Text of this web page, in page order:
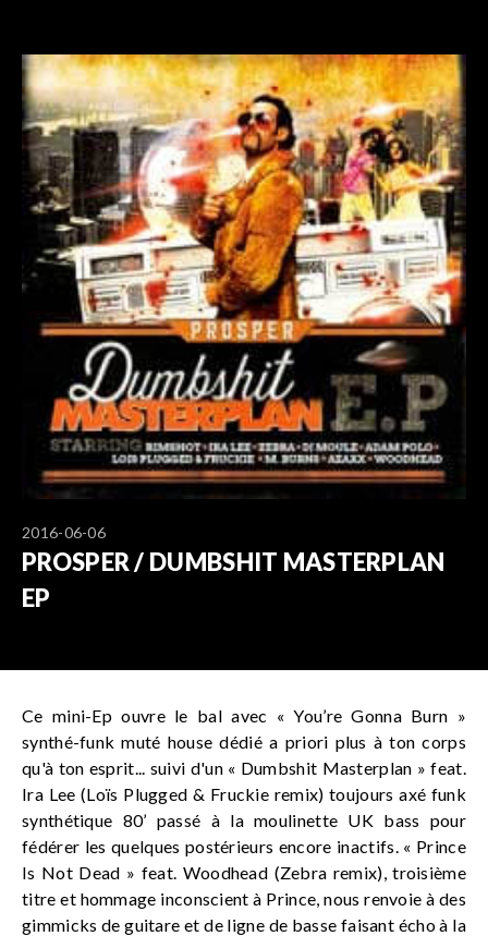
2016-06-06
PROSPER / DUMBSHIT MASTERPLAN
EP
Ce mini-Ep ouvre le bal avec « You’re Gonna Burn »
synthé-funk muté house dédié a priori plus à ton corps
qu'à ton esprit... suivi d'un « Dumbshit Masterplan » feat.
Ira Lee (Loïs Plugged & Fruckie remix) toujours axé funk
synthétique 80’ passé à la moulinette UK bass pour
fédérer les quelques postérieurs encore inactifs. « Prince
Is Not Dead » feat. Woodhead (Zebra remix), troisième
titre et hommage inconscient à Prince, nous renvoie à des
gimmicks de guitare et de ligne de basse faisant écho à la